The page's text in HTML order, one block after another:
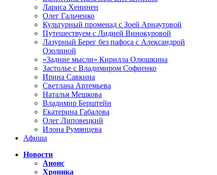
Лариса Хенинен
Олег Гальченко
Культурный променад с Зоей Арнаутовой
Путешествуем с Лидией Винокуровой
Лазурный Берег без пафоса с Александрой
Озолиной
«Задние мысли» Кирилла Олюшкина
Застолье с Владимиром Софиенко
Ирина Савкина
Светлана Артемьева
Наталья Мешкова
Владимир Берштейн
Екатерина Габалова
Олег Липовецкий
Илона Румянцева
Афиша
Новости
Анонс
Хроника